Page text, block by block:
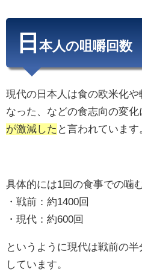
日本人の咀嚼回数
現代の日本人は食の欧米化
なった、などの食志向の変化
が激減した と言われています
具体的には1回の食事での噛
・戦前：約1400回
・現代：約600回
というように現代は戦前の
しています。